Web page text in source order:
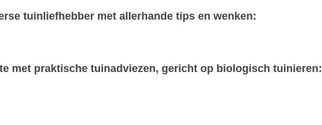
tuinliefhebber met allerhande tips en wenken:
met praktische tuinadviezen, gericht op biologisch tuinieren: